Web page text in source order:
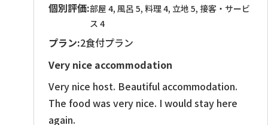
個別評価:部屋 4, 風呂 5, 料理 4, 立地 5, 接客・サービ
ス 4
プラン:2食付プラン
Very nice accommodation
Very nice host. Beautiful accommodation.
The food was very nice. I would stay here
again.